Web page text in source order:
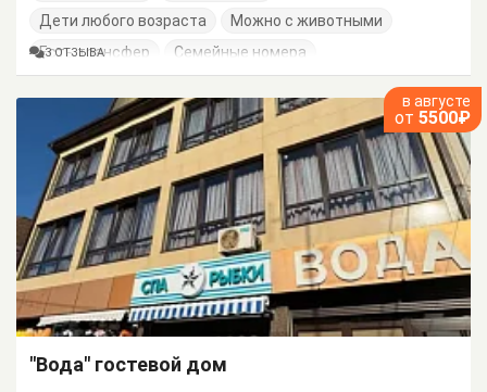
Дети любого возраста
Можно с животными
Есть трансфер
Семейные номера
3 ОТЗЫВА
в августе
от 5500₽
"Вода" гостевой дом